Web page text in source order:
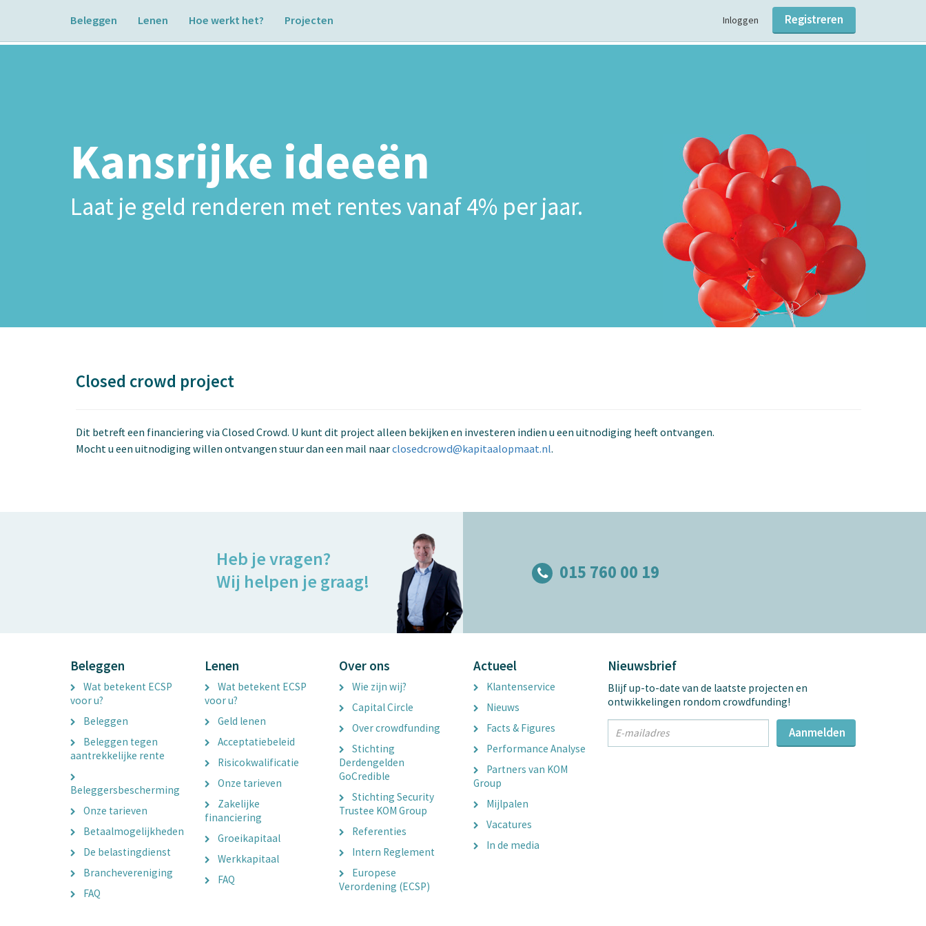
Beleggen Lenen Hoe werkt het? Projecten Inloggen Registreren
Kansrijke ideeën
Laat je geld renderen met rentes vanaf 4% per jaar.
Closed crowd project
Dit betreft een financiering via Closed Crowd. U kunt dit project alleen bekijken en investeren indien u een uitnodiging heeft ontvangen.
Mocht u een uitnodiging willen ontvangen stuur dan een mail naarclosedcrowd@kapitaalopmaat.nl.
015 760 00 19
Heb je vragen?
Wij helpen je graag!
Beleggen
Wat betekent ECSP
voor u?
Beleggen
Beleggen tegen
aantrekkelijke rente
Beleggersbescherming
Onze tarieven
Betaalmogelijkheden
De belastingdienst
Branchevereniging
FAQ
Lenen
Wat betekent ECSP
voor u?
Geld lenen
Acceptatiebeleid
Risicokwalificatie
Onze tarieven
Zakelijke
financiering
Groeikapitaal
Werkkapitaal
FAQ
Over ons
Wie zijn wij?
Capital Circle
Over crowdfunding
Stichting
Derdengelden
GoCredible
Stichting Security
Trustee KOM Group
Referenties
Intern Reglement
Europese
Verordening (ECSP)
Actueel
Klantenservice
Nieuws
Facts & Figures
Performance Analyse
Partners van KOM
Group
Mijlpalen
Vacatures
In de media
Nieuwsbrief
Blijf up-to-date van de laatste projecten en
ontwikkelingen rondom crowdfunding!
Email
Aanmelden